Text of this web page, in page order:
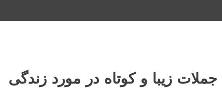
آگوست 1, 2016
باران
جملات زیبا و کوتاه در مورد زندگی